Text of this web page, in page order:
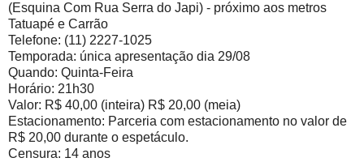
(Esquina Com Rua Serra do Japi) - próximo aos metros
Tatuapé e Carrão
Telefone: (11) 2227-1025
Temporada: única apresentação dia 29/08
Quando: Quinta-Feira
Horário: 21h30
Valor: R$ 40,00 (inteira) R$ 20,00 (meia)
Estacionamento: Parceria com estacionamento no valor de
R$ 20,00 durante o espetáculo.
Censura: 14 anos